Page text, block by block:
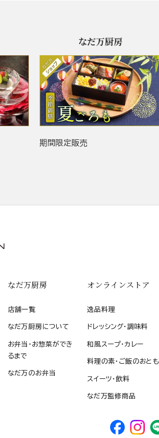
なだ万厨房
期間限定販売
なだ万厨房
店舗一覧
なだ万厨房について
お弁当・お惣菜ができ
るまで
なだ万のお弁当
オンラインストア
逸品料理
ドレッシング・調味料
和風スープ・カレー
料理の素・ご飯のおとも
スイーツ・飲料
なだ万監修商品